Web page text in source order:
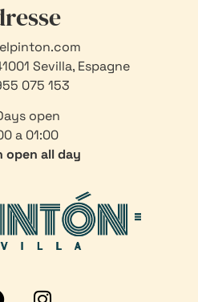
Sevilla, Espagne
075 153
open
a 01:00
open all day